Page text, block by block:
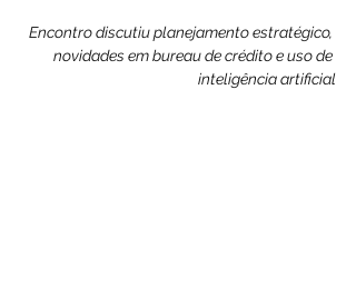
Encontro discutiu planejamento estratégico,
novidades em bureau de crédito e uso de
inteligência artificial